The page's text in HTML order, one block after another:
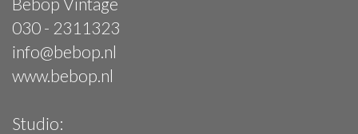
030 - 2311323
info@bebop.nl
www.bebop.nl
Studio: